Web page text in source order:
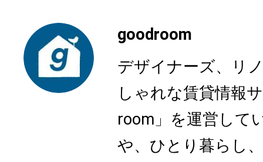
goodroom
デザイナーズ、リ
しゃれな賃貸情報
room」を運営して
や、ひとり暮らし